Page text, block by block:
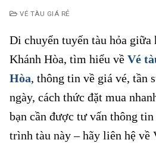
VÉ TÀU GIÁ RẺ
Di chuyển tuyến tàu hỏa giữa
Khánh Hòa, tìm hiểu về Vé
Hòa, thông tin về giá vé, tần
ngày, cách thức đặt mua
bạn cần được tư vấn thông
trình tàu này – hãy liên hệ về